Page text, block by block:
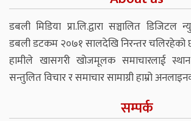
डबली मिडिया प्रा.लि.द्वारा सञ्चालित
डबली डटकम २०७१ सालदेखि निरन्तर चलिरहेको
हामीले खासगरी खोजमूलक समाचारलाई
सन्तुलित विचार र समाचार सामाग्री हाम्रो
सम्पर्क